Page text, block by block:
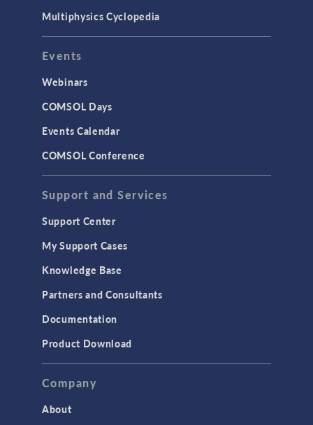
Multiphysics Cyclopedia
Events
Webinars
COMSOL Days
Events Calendar
COMSOL Conference
Support and Services
Support Center
My Support Cases
Knowledge Base
Partners and Consultants
Documentation
Product Download
Company
About